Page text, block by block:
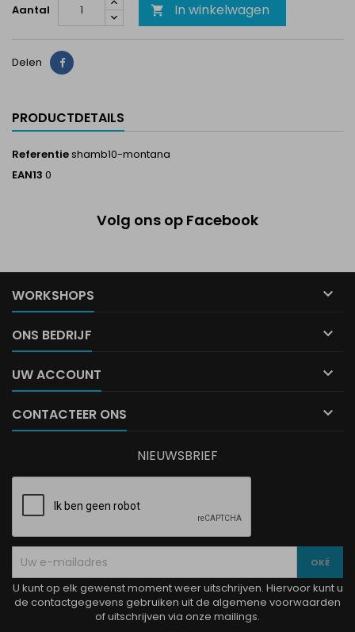
Aantal  In winkelwagen
Delen Delen
PRODUCTDETAILS
Referentieshamb10-montana
EAN13 0
Volg ons op Facebook
WORKSHOPS 
ONS BEDRIJF 
UW ACCOUNT 
CONTACTEER ONS 
NIEUWSBRIEF
U kunt op elk gewenst moment weer uitschrijven. Hiervoor kunt u
de contactgegevens gebruiken uit de algemene voorwaarden
of uitschrijven via onze mailings.